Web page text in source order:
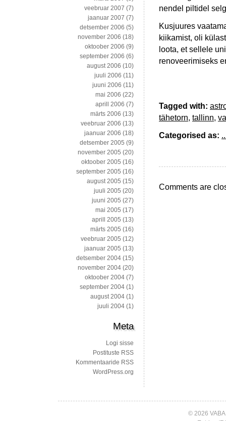
nendel piltidel
Kusjuures
kiikamist, oli
loota, et sellele
renoveerimiseks
Tagged with:
tähetorn, tallinn,
Categorised as:
Comments are
veebruar 2007 (7)
jaanuar 2007 (7)
detsember 2006 (5)
november 2006 (18)
oktoober 2006 (9)
september 2006 (6)
august 2006 (10)
juuli 2006 (11)
juuni 2006 (11)
mai 2006 (22)
aprill 2006 (7)
märts 2006 (13)
veebruar 2006 (13)
jaanuar 2006 (18)
detsember 2005 (9)
november 2005 (20)
oktoober 2005 (16)
september 2005 (16)
august 2005 (15)
juuli 2005 (20)
juuni 2005 (27)
mai 2005 (17)
aprill 2005 (13)
märts 2005 (16)
veebruar 2005 (12)
jaanuar 2005 (13)
detsember 2004 (15)
november 2004 (20)
oktoober 2004 (7)
september 2004 (1)
august 2004 (1)
juuli 2004 (1)
Meta
Logi sisse
Postituste RSS
Kommentaaride RSS
WordPress.org
© 2026